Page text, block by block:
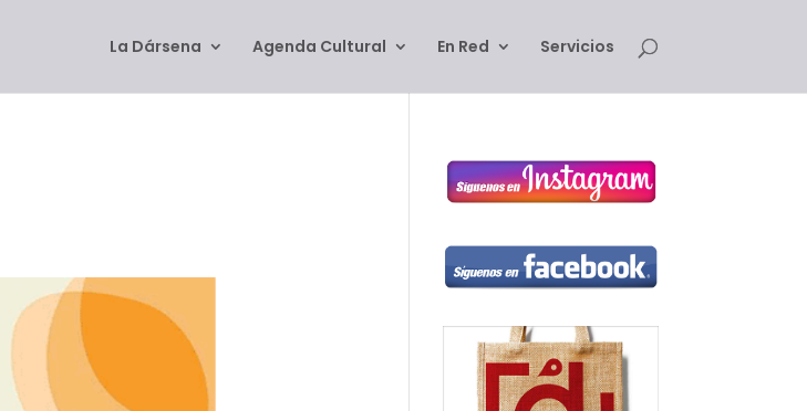
La Dársena Agenda Cultural En Red Servicios